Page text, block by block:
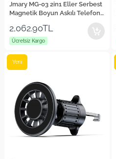
Jmary MG-03 2in1 Eller Serbest
Magnetik Boyun Askılı Telefon
2,062.90TL
Ücretsiz Kargo
Yeni